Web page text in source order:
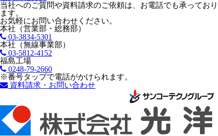
当社へのご質問や資料請求のご依頼は、お電話でも承っており
ます。
お気軽にお問い合わせください。
本社（営業部・総務部）
03-3834-5301
本社（無線事業部）
03-5812-4152
福島工場
0248-79-2660
※番号タップで電話がかけられます。
資料請求・お問い合わせ